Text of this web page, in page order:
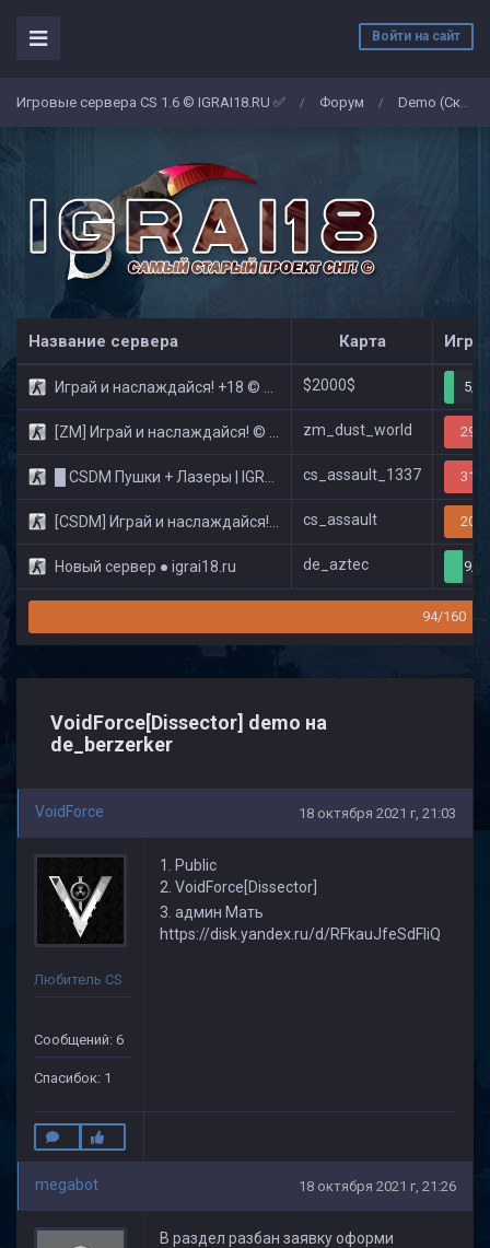
Войти на сайт
Игровые сервера CS 1.6 © IGRAI18.RU ✅ / Форум / Demo (Скриншоты)
Название сервера Карта
Играй и наслаждайся! +18 © Public $2000$ 5/
[ZM] Играй и наслаждайся! © Zombie Show zm_dust_world 29/
█ CSDM Пушки + Лазеры | IGRAI18.RU ツ █ cs_assault_1337 31/
[CSDM] Играй и наслаждайся! © Classic cs_assault 20/
Новый сервер ● igrai18.ru de_aztec 9/
94/160
VoidForce[Dissector] demo на
de_berzerker
VoidForce 18 октября 2021 г, 21:03
Любитель CS
Сообщений: 6
Спасибок: 1
1. Public
2. VoidForce[Dissector]
3. админ Мать
https://disk.yandex.ru/d/RFkauJfeSdFliQ
megabot 18 октября 2021 г, 21:26
В раздел разбан заявку оформи